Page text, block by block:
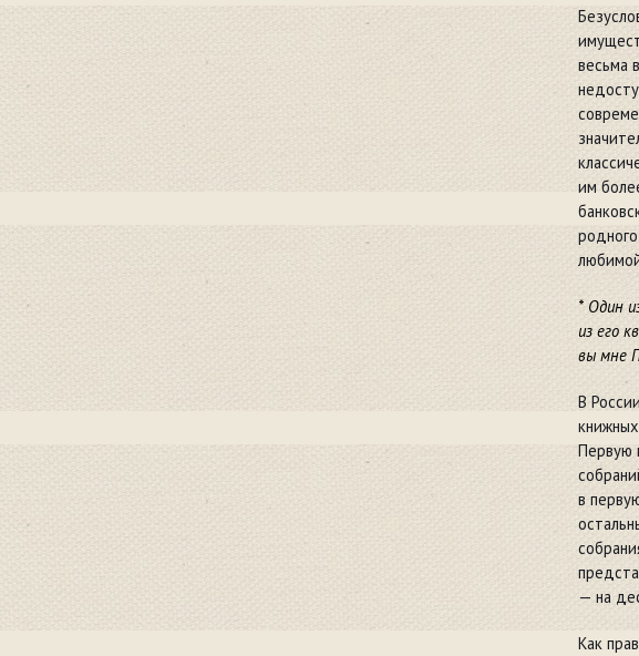
весьма
им
* Один
из его
вы мне
В
Первую
в
— на
Как